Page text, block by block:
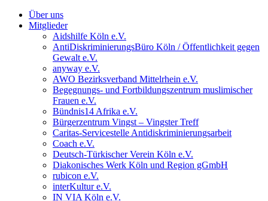
Über uns
Mitglieder
Aidshilfe Köln e.V.
AntiDiskriminierungsBüro Köln / Öffentlichkeit gegen
Gewalt e.V.
anyway e.V.
AWO Bezirksverband Mittelrhein e.V.
Begegnungs- und Fortbildungszentrum muslimischer
Frauen e.V.
Bündnis14 Afrika e.V.
Bürgerzentrum Vingst – Vingster Treff
Caritas-Servicestelle Antidiskriminierungsarbeit
Coach e.V.
Deutsch-Türkischer Verein Köln e.V.
Diakonisches Werk Köln und Region gGmbH
rubicon e.V.
interKultur e.V.
IN VIA Köln e.V.